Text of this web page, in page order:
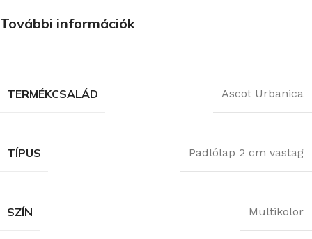
További információk
TERMÉKCSALÁD Ascot Urbanica
TÍPUS Padlólap 2 cm vastag
SZÍN Multikolor